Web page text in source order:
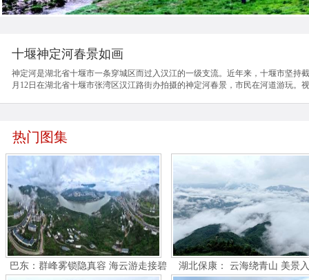
十堰神定河春景如画
神定河是湖北省十堰市一条穿城区而过入汉江的一级支流。近年来，十堰市坚持
月12日在湖北省十堰市张湾区汉江路街办拍摄的神定河春景，市民在河道游玩。
热门图集
巴东：群峰雾锁隐真容 海云游走接碧
湖北保康： 云海绕青山 美景